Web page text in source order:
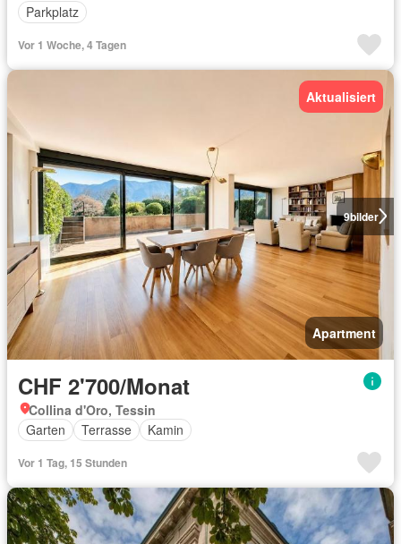
Parkplatz
Vor 1 Woche, 4 Tagen
9bilder
Aktualisiert
Apartment
CHF 2'700/Monat
Collina d'Oro, Tessin
Garten
Terrasse Kamin
Vor 1 Tag, 15 Stunden